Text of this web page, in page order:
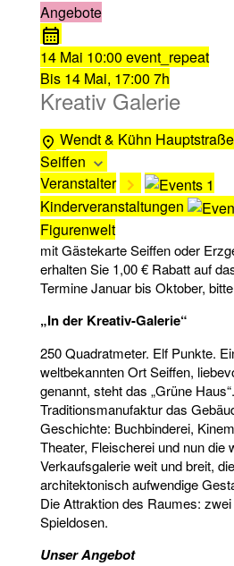
Angebote
14 Mai 10:00 event_repeat
Bis 14 Mai, 17:00 7h
Kreativ Galerie
Wendt & Kühn
Seiffen
Veranstalter
Kinderveranstaltungen
Figurenwelt
mit Gästekarte Seiffen oder
erhalten Sie 1,00 € Rabatt auf
Termine Januar bis Oktober,
„In der Kreativ-Galerie“
250 Quadratmeter. Elf Punkte.
weltbekannten Ort Seiffen,
genannt, steht das „Grüne
Traditionsmanufaktur das
Geschichte: Buchbinderei,
Theater, Fleischerei und nun die
Verkaufsgalerie weit und breit,
architektonisch aufwendige
Die Attraktion des Raumes:
Spieldosen.
Unser Angebot